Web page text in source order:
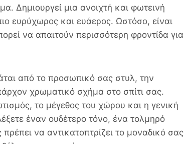
Δημιουργεί μια ανοιχτή και φωτεινή
ευρύχωρος και ευάερος. Ωστόσο, είναι
να απαιτούν περισσότερη φροντίδα για
από το προσωπικό σας στυλ, την
χρωματικό σχήμα στο σπίτι σας.
το μέγεθος του χώρου και η γενική
έναν ουδέτερο τόνο, ένα τολμηρό
να αντικατοπτρίζει το μοναδικό σας